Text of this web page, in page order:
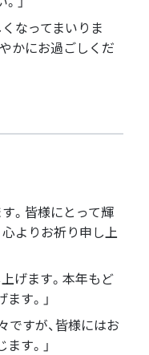
なってまいりま
かにお過ごしくだ
。皆様にとって輝
よりお祈り申し上
げます。本年もど
す。」
ですが、皆様にはお
す。」